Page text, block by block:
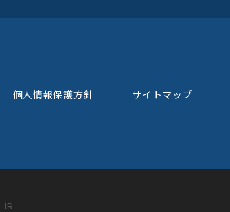
個人情報保護方針 サイトマップ
IR